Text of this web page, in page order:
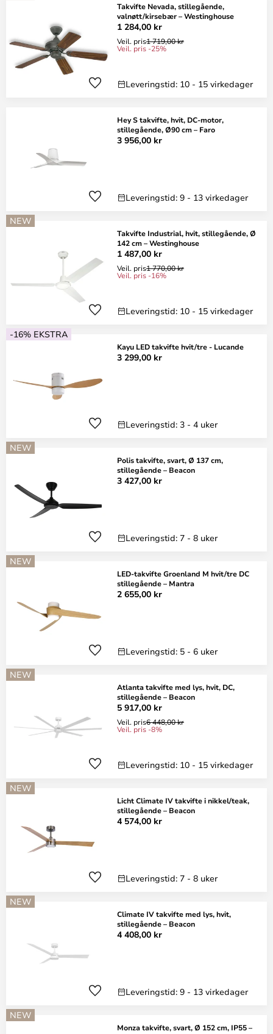
Takvifte Nevada, stillegående,
valnøtt/kirsebær – Westinghouse
1 284,00 kr
Veil. pris1 719,00 kr
Veil. pris -25%
Leveringstid: 10 - 15 virkedager
Hey S takvifte, hvit, DC-motor,
stillegående, Ø90 cm – Faro
3 956,00 kr
Leveringstid: 9 - 13 virkedager
NEW
Takvifte Industrial, hvit, stillegående, Ø
142 cm – Westinghouse
1 487,00 kr
Veil. pris1 770,00 kr
Veil. pris -16%
Leveringstid: 10 - 15 virkedager
-16% EKSTRA
Kayu LED takvifte hvit/tre - Lucande
3 299,00 kr
Leveringstid: 3 - 4 uker
NEW
Polis takvifte, svart, Ø 137 cm,
stillegående – Beacon
3 427,00 kr
Leveringstid: 7 - 8 uker
NEW
LED-takvifte Groenland M hvit/tre DC
stillegående – Mantra
2 655,00 kr
Leveringstid: 5 - 6 uker
NEW
Atlanta takvifte med lys, hvit, DC,
stillegående – Beacon
5 917,00 kr
Veil. pris6 448,00 kr
Veil. pris -8%
Leveringstid: 10 - 15 virkedager
NEW
Licht Climate IV takvifte i nikkel/teak,
stillegående – Beacon
4 574,00 kr
Leveringstid: 7 - 8 uker
NEW
Climate IV takvifte med lys, hvit,
stillegående – Beacon
4 408,00 kr
Leveringstid: 9 - 13 virkedager
NEW
Monza takvifte, svart, Ø 152 cm, IP55 –